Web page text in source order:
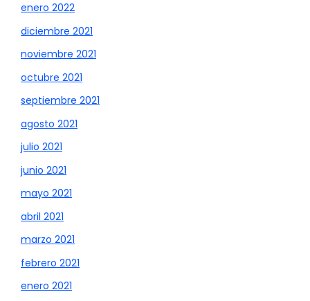
enero 2022
diciembre 2021
noviembre 2021
octubre 2021
septiembre 2021
agosto 2021
julio 2021
junio 2021
mayo 2021
abril 2021
marzo 2021
febrero 2021
enero 2021